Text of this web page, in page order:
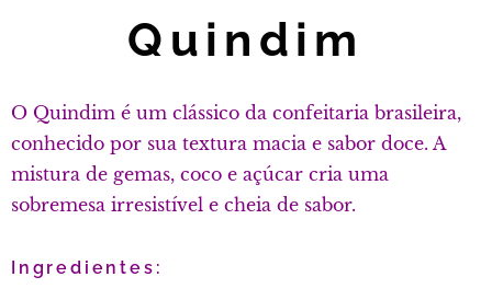
Quindim
O Quindim é um clássico da confeitaria brasileira,
conhecido por sua textura macia e sabor doce. A
mistura de gemas, coco e açúcar cria uma
sobremesa irresistível e cheia de sabor.
Ingredientes: